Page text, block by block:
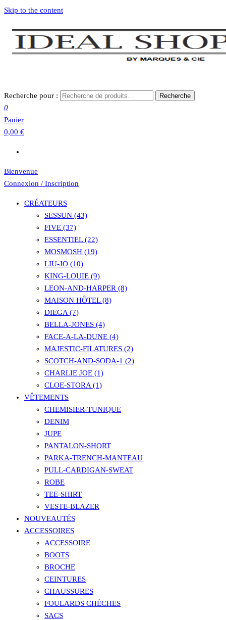
Skip to the content
Recherche pour : Recherche
0
Panier
0,00 €
Bienvenue
Connexion / Inscription
CRÉATEURS
SESSUN (43)
FIVE (37)
ESSENTIEL (22)
MOSMOSH (19)
LIU-JO (10)
KING-LOUIE (9)
LEON-AND-HARPER (8)
MAISON HÔTEL (8)
DIEGA (7)
BELLA-JONES (4)
FACE-A-LA-DUNE (4)
MAJESTIC-FILATURES (2)
SCOTCH-AND-SODA-1 (2)
CHARLIE JOE (1)
CLOE-STORA (1)
VÊTEMENTS
CHEMISIER-TUNIQUE
DENIM
JUPE
PANTALON-SHORT
PARKA-TRENCH-MANTEAU
PULL-CARDIGAN-SWEAT
ROBE
TEE-SHIRT
VESTE-BLAZER
NOUVEAUTÉS
ACCESSOIRES
ACCESSOIRE
BOOTS
BROCHE
CEINTURES
CHAUSSURES
FOULARDS CHÈCHES
SACS